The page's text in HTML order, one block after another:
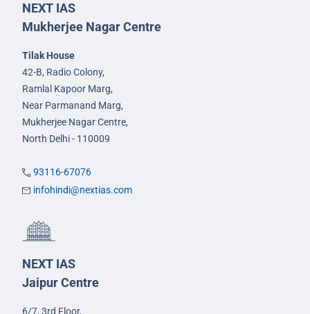
NEXT IAS
Mukherjee Nagar Centre
Tilak House
42-B, Radio Colony,
Ramlal Kapoor Marg,
Near Parmanand Marg,
Mukherjee Nagar Centre,
North Delhi - 110009
93116-67076
infohindi@nextias.com
NEXT IAS
Jaipur Centre
6/7, 3rd Floor,